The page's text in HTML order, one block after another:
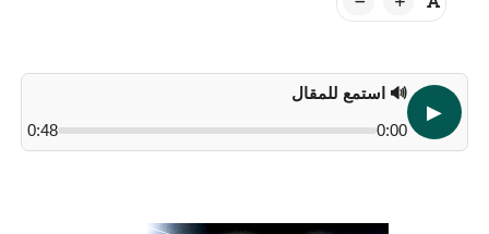
▶
🔊 استمع للمقال
0:00
0:48